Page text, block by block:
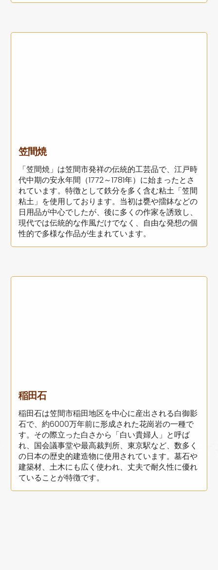
笠間焼
「笠間焼」は笠間市発祥の伝統的工芸品で、江戸時
代中期の安永年間（1772～1781年）に始まったとさ
れています。特徴として鉄分を多く含む粘土「笠間
粘土」を使用しております。当初は甕や擂鉢などの
日用品が中心でしたが、後に多くの作家を誘致し、
現代では伝統的な作風だけでなく、自由な発想の個
性的で多様な作品が生まれています。
稲田石
稲田石は笠間市稲田地区を中心に産出される白御影
石で、約6000万年前に形成された花崗岩の一種で
す。その際立った白さから「白い貴婦人」と呼ば
れ、国会議事堂や最高裁判所、東京駅など、数多く
の日本の歴史的建造物に使用されています。墓石や
建築材、土木にも広く使われ、丈夫で耐久性に優れ
ていることが特徴です。